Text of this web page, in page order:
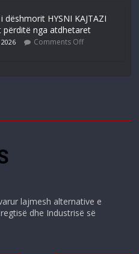
dëshmorit HYSNI KAJTAZI
përditë nga atdhetaret
Comments Off
lajmesh alternative e
dhe Industrisë së